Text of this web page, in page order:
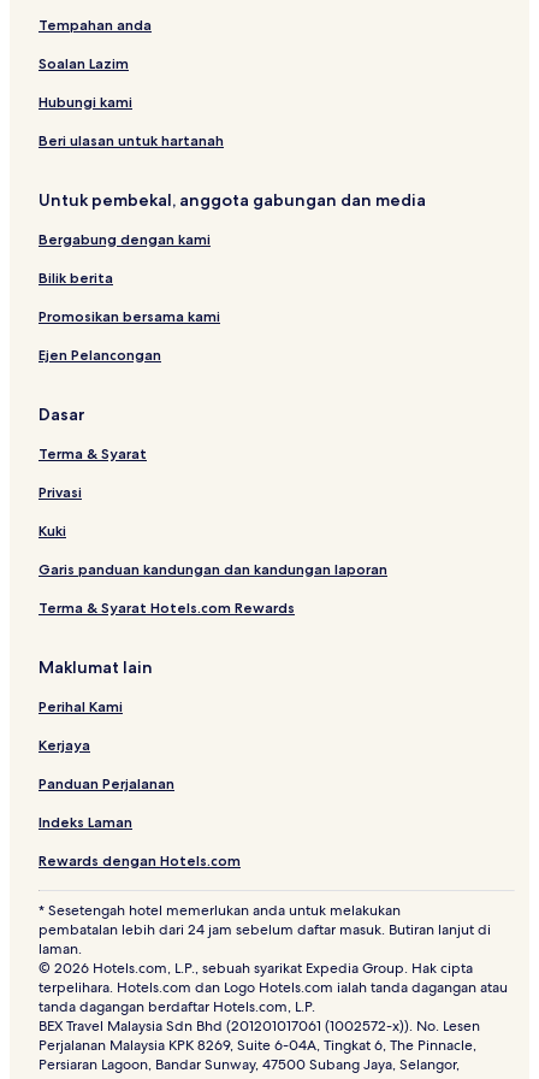
S
u
l
t
n
h
m
m
a
d
a
r
u
d
d
n
i
p
r
b
o
r
a
R
e
s
o
t
R
e
s
o
t
Tempahan anda
Soalan Lazim
Hubungi kami
Beri ulasan untuk hartanah
Untuk pembekal, anggota gabungan dan media
Bergabung dengan kami
Bilik berita
Promosikan bersama kami
Ejen Pelancongan
Dasar
Terma & Syarat
Privasi
Kuki
Garis panduan kandungan dan kandungan laporan
Terma & Syarat Hotels.com Rewards
Maklumat lain
Perihal Kami
Kerjaya
Panduan Perjalanan
Indeks Laman
Rewards dengan Hotels.com
* Sesetengah hotel memerlukan anda untuk melakukan
pembatalan lebih dari 24 jam sebelum daftar masuk. Butiran lanjut di
laman.
© 2026 Hotels.com, L.P., sebuah syarikat Expedia Group. Hak cipta
terpelihara. Hotels.com dan Logo Hotels.com ialah tanda dagangan atau
tanda dagangan berdaftar Hotels.com, L.P.
BEX Travel Malaysia Sdn Bhd (201201017061 (1002572-x)). No. Lesen
Perjalanan Malaysia KPK 8269, Suite 6-04A, Tingkat 6, The Pinnacle,
Persiaran Lagoon, Bandar Sunway, 47500 Subang Jaya, Selangor,